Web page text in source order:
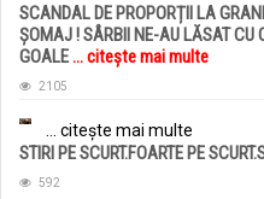
SCANDAL DE PROPORȚII LA
ȘOMAJ ! SÂRBII NE-AU LĂSAT CU
GOALE... citește mai multe
2105
... citește mai multe
STIRI PE SCURT.FOARTE PE
592